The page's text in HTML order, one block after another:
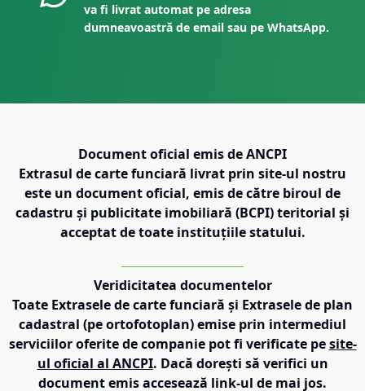
va fi livrat automat pe adresa
dumneavoastră de email sau pe WhatsApp.
Document oficial emis de ANCPI
Extrasul de carte funciară livrat prin site-ul nostru
este un document oficial, emis de către biroul de
cadastru și publicitate imobiliară (BCPI) teritorial și
acceptat de toate instituțiile statului.
Veridicitatea documentelor
Toate Extrasele de carte funciară și Extrasele de plan
cadastral (pe ortofotoplan) emise prin intermediul
serviciilor oferite de companie pot fi verificate pe site-
ul oficial al ANCPI. Dacă dorești să verifici un
document emis accesează link-ul de mai jos.